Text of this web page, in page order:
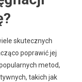
skutecznych
poprawić jej
metod,
takich jak